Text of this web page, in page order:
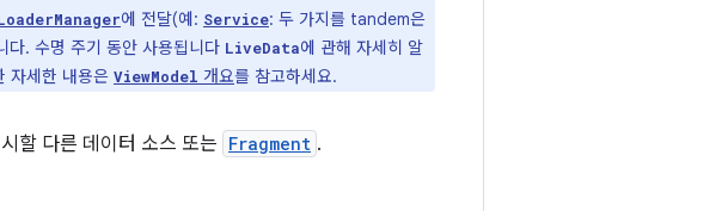
에 전달(예: Service: 두 가지를 tandem은
다. 수명 주기 동안 사용됩니다 LiveData에 관해 자세히 알
자세한 내용은 ViewModel 개요를 참고하세요.
할 다른 데이터 소스 또는 Fragment .